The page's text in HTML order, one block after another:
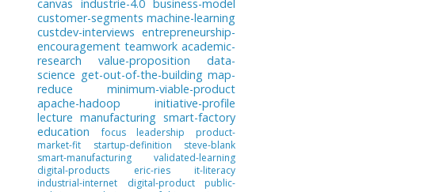
canvas industrie-4.0 business-model
customer-segments machine-learning
custdev-interviews entrepreneurship-
encouragement teamwork academic-
research
value-proposition
data-
science get-out-of-the-building map-
reduce
minimum-viable-product
apache-hadoop
initiative-profile
lecture manufacturing smart-factory
education
focus leadership
product-
market-fit
startup-definition
steve-blank
smart-manufacturing
validated-learning
digital-products
eric-ries
it-literacy
industrial-internet
digital-product
public-